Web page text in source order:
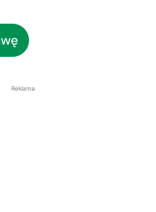
Reklama